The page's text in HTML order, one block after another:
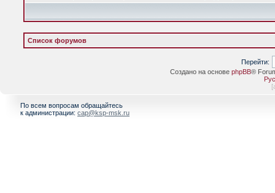
Список форумов
Перейти:
Создано на основе phpBB®
[
По всем вопросам обращайтесь
к администрации: cap@ksp-msk.ru